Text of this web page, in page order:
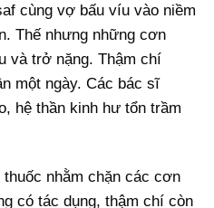
cùng vợ bấu víu vào niềm
Thế nhưng những cơn
và trở nặng. Thậm chí
một ngày. Các bác sĩ
hệ thần kinh hư tổn trầm
thuốc nhằm chặn các cơn
có tác dụng, thậm chí còn